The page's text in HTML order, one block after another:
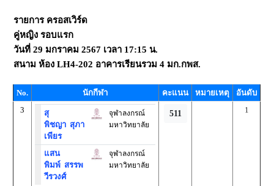
รายการ ครอสเวิร์ด
คู่หญิง รอบแรก
วันที่ 29 มกราคม 2567 เวลา 17:15 น.
สนาม ห้อง LH4-202 อาคารเรียนรวม 4 มก.กพส.
No. นักกีฬา คะแนน หมายเหตุ
อันดับ
3
สุ
พิชญาสุภา
เพียร
จุฬาลงกรณ์
มหาวิทยาลัย
แสน
พิมพ์สรรพ
วีรวงศ์
จุฬาลงกรณ์
มหาวิทยาลัย
511 1